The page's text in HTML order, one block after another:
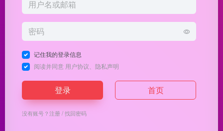
记住我的登录信息
阅读并同意 用户协议 隐私声明
登录 首页
没有账号？注册/找回密码